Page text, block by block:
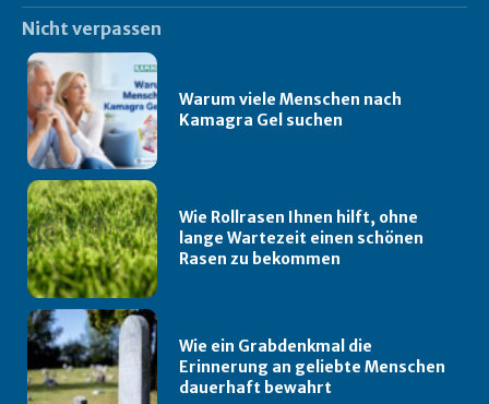
Nicht verpassen
Warum viele Menschen nach
Kamagra Gel suchen
Wie Rollrasen Ihnen hilft, ohne
lange Wartezeit einen schönen
Rasen zu bekommen
Wie ein Grabdenkmal die
Erinnerung an geliebte Menschen
dauerhaft bewahrt